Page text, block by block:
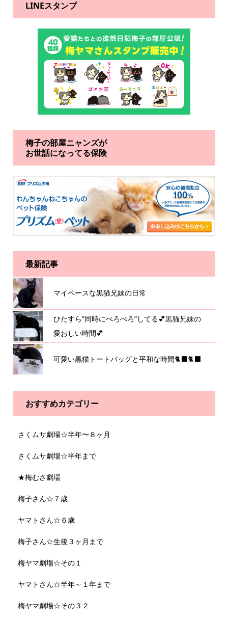
LINEスタンプ
梅子の部屋ニャンズが
お世話になってる保険
最新記事
マイペースな黒猫兄妹の日常
ひたすら”同時にぺろぺろ”してる💕黒猫兄妹の
愛おしい時間💕
可愛い黒猫トートバッグと平和な時間🐈‍⬛🐈‍⬛
おすすめカテゴリー
さくムサ劇場☆半年〜８ヶ月
さくムサ劇場☆半年まで
★梅むさ劇場
梅子さん☆７歳
ヤマトさん☆６歳
梅子さん☆生後３ヶ月まで
梅ヤマ劇場☆その１
ヤマトさん☆半年～１年まで
梅ヤマ劇場☆その３２